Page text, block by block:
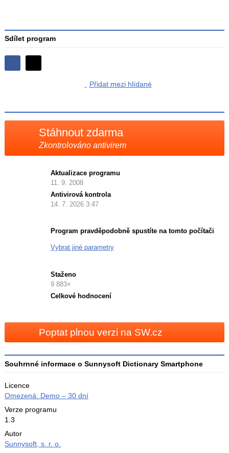
Sdílet program
Sdílejte
Přidat mezi hlídané
Stáhnout zdarma
Zkontrolováno antivirem
Aktualizace programu
11. 9. 2008
Antivirová kontrola
14. 7. 2026 3:47
Program pravděpodobně spustíte na tomto počítači
Vybrat jiné parametry
Staženo
9 883×
Celkové hodnocení
3
Poptat plnou verzi na SW.cz
Souhrnné informace o Sunnysoft Dictionary Smartphone
Licence
Omezená: Demo – 30 dní
Verze programu
1.3
Autor
Sunnysoft, s. r. o.